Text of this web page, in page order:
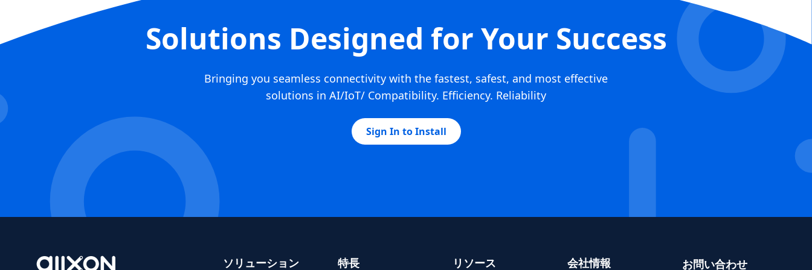
Solutions Designed for Your Success
Bringing you seamless connectivity with the fastest, safest, and most effective
solutions in AI/IoT/ Compatibility. Efficiency. Reliability
Sign In to Install
ソリューション 特長 リソース 会社情報 お問い合わせ